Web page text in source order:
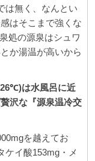
は無く、なんとい
はそこまで強くな
処の源泉はシュワ
か湯温が高いから
は水風呂に近
沢な『源泉温冷交
を越えてお
ケイ酸153mg・メ